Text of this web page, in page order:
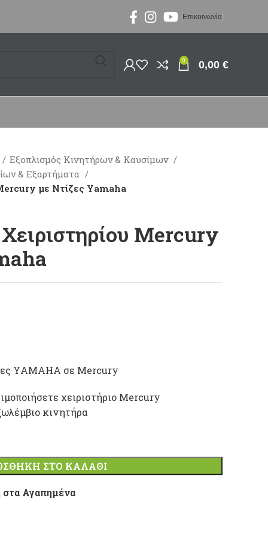
Επικοινωνία
0 0,00 €
Εξοπλισμός Κινητήρων & Καυσίμων
& Εξαρτήματα
με Ντίζες Yamaha
Mercury
ΥAMAHA σε Mercury
χειριστήριο Mercury
κινητήρα
ΣΤΟ ΚΑΛΆΘΙ
Αγαπημένα